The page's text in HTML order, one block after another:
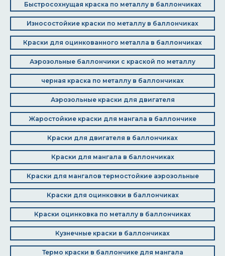
Быстросохнущая краска по металлу в баллончиках
Износостойкие краски по металлу в баллончиках
Краски для оцинкованного металла в баллончиках
Аэрозольные баллончики с краской по металлу
черная краска по металлу в баллончиках
Аэрозольные краски для двигателя
Жаростойкие краски для мангала в баллончике
Краски для двигателя в баллончиках
Краски для мангала в баллончиках
Краски для мангалов термостойкие аэрозольные
Краски для оцинковки в баллончиках
Краски оцинковка по металлу в баллончиках
Кузнечные краски в баллончиках
Термо краски в баллончике для мангала